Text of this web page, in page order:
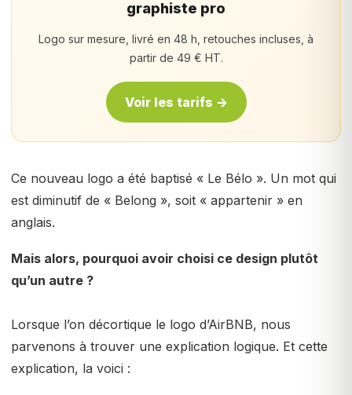
graphiste pro
Logo sur mesure, livré en 48 h, retouches incluses, à
partir de 49 € HT.
Voir les tarifs →
Ce nouveau logo a été baptisé « Le Bélo ». Un mot qui
est diminutif de « Belong », soit « appartenir » en
anglais.
Mais alors, pourquoi avoir choisi ce design plutôt
qu’un autre ?
Lorsque l’on décortique le logo d’AirBNB, nous
parvenons à trouver une explication logique. Et cette
explication, la voici :